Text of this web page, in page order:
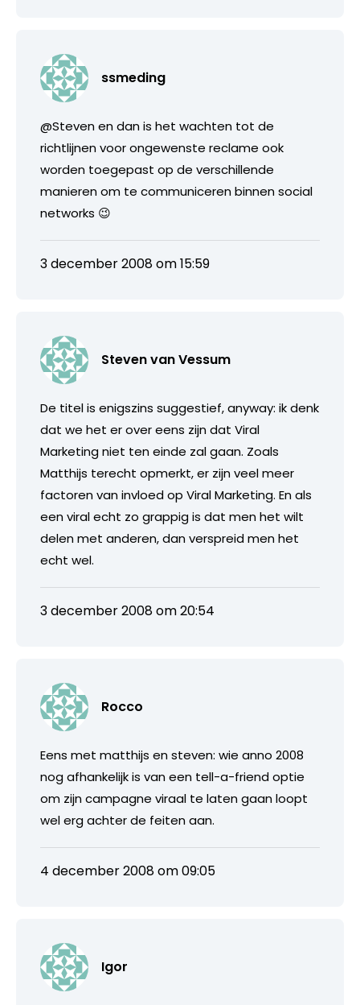
ssmeding
@Steven en dan is het wachten tot de
richtlijnen voor ongewenste reclame ook
worden toegepast op de verschillende
manieren om te communiceren binnen social
networks 😉
3 december 2008 om 15:59
Steven van Vessum
De titel is enigszins suggestief, anyway: ik denk
dat we het er over eens zijn dat Viral
Marketing niet ten einde zal gaan. Zoals
Matthijs terecht opmerkt, er zijn veel meer
factoren van invloed op Viral Marketing. En als
een viral echt zo grappig is dat men het wilt
delen met anderen, dan verspreid men het
echt wel.
3 december 2008 om 20:54
Rocco
Eens met matthijs en steven: wie anno 2008
nog afhankelijk is van een tell-a-friend optie
om zijn campagne viraal te laten gaan loopt
wel erg achter de feiten aan.
4 december 2008 om 09:05
Igor